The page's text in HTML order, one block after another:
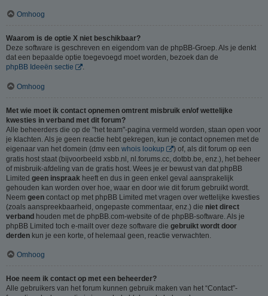
Omhoog
Waarom is de optie X niet beschikbaar?
Deze software is geschreven en eigendom van de phpBB-Groep. Als je denkt
dat een bepaalde optie toegevoegd moet worden, bezoek dan de
phpBB Ideeën sectie
.
Omhoog
Met wie moet ik contact opnemen omtrent misbruik en/of wettelijke
kwesties in verband met dit forum?
Alle beheerders die op de "het team"-pagina vermeld worden, staan open voor
je klachten. Als je geen reactie hebt gekregen, kun je contact opnemen met de
eigenaar van het domein (dmv een whois lookup
) of, als dit forum op een
gratis host staat (bijvoorbeeld xsbb.nl, nl.forums.cc, dotbb.be, enz.), het beheer
of misbruik-afdeling van de gratis host. Wees je er bewust van dat phpBB
Limited geen inspraak heeft en dus in geen enkel geval aansprakelijk
gehouden kan worden over hoe, waar en door wie dit forum gebruikt wordt.
Neem geen contact op met phpBB Limited met vragen over wettelijke kwesties
(zoals aanspreekbaarheid, ongepaste commentaar, enz.) die niet direct
verband houden met de phpBB.com-website of de phpBB-software. Als je
phpBB Limited toch e-mailt over deze software die gebruikt wordt door
derden kun je een korte, of helemaal geen, reactie verwachten.
Omhoog
Hoe neem ik contact op met een beheerder?
Alle gebruikers van het forum kunnen gebruik maken van het “Contact”-